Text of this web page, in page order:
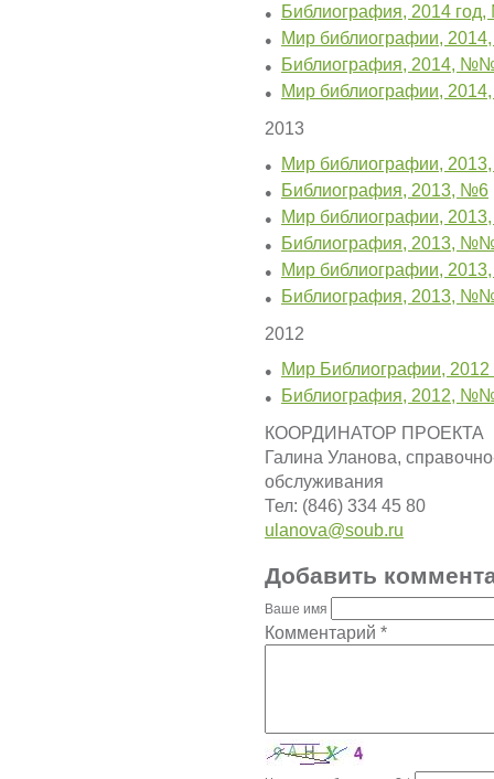
● Библиография, 2014
● Мир библиографии,
● Библиография, 2014,
●
Мир библиографии,
2013
● Мир библиографии,
● Библиография, 2013, №6
● Мир библиографии,
● Библиография, 2013,
● Мир библиографии,
●
Библиография, 2013,
2012
● Мир Библиографии,
●
Библиография, 2012,
КООРДИНАТОР ПРОЕКТА
Галина Уланова,
обслуживания
Тел: (846) 334 45 80
ulanova@soub.ru
Добавить
Ваше имя
Комментарий *